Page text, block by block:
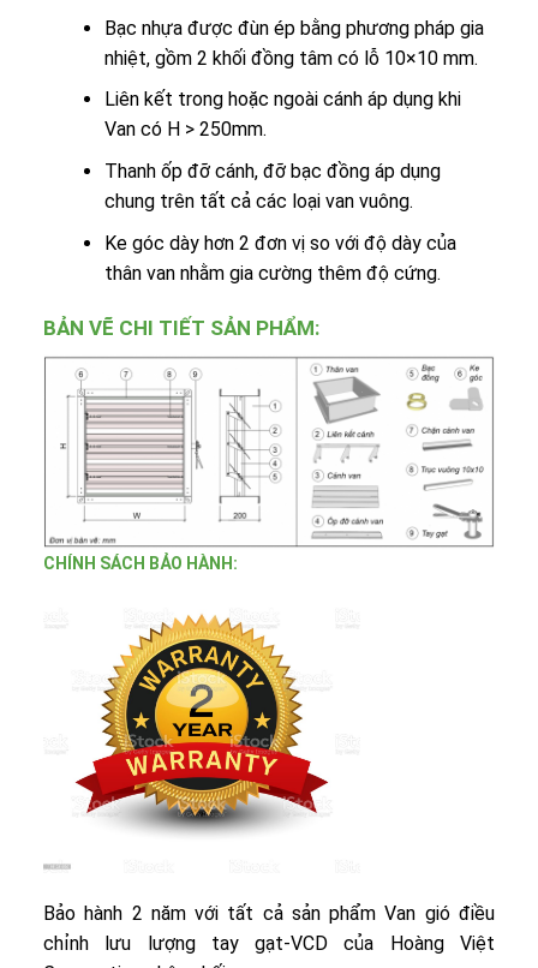
Bạc nhựa được đùn ép bằng phương pháp gia
nhiệt, gồm 2 khối đồng tâm có lỗ 10×10 mm.
Liên kết trong hoặc ngoài cánh áp dụng khi
Van có H > 250mm.
Thanh ốp đỡ cánh, đỡ bạc đồng áp dụng
chung trên tất cả các loại van vuông.
Ke góc dày hơn 2 đơn vị so với độ dày của
thân van nhằm gia cường thêm độ cứng.
BẢN VẼ CHI TIẾT SẢN PHẨM:
CHÍNH SÁCH BẢO HÀNH:
Bảo hành 2 năm với tất cả sản phẩm Van gió điều
chỉnh lưu lượng tay gạt-VCD của Hoàng Việt